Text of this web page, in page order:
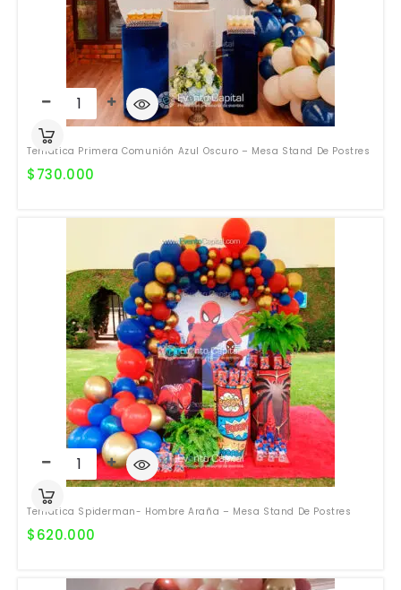
Temática Primera Comunión Azul Oscuro – Mesa Stand De Postres
$730.000
Temática Spiderman- Hombre Araña – Mesa Stand De Postres
$620.000